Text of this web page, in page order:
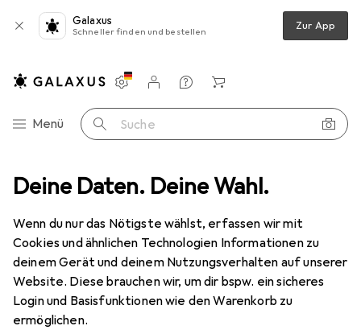
Deine Daten. Deine Wahl.
Wenn du nur das Nötigste wählst, erfassen wir mit
Cookies und ähnlichen Technologien Informationen zu
deinem Gerät und deinem Nutzungsverhalten auf unserer
Website. Diese brauchen wir, um dir bspw. ein sicheres
Login und Basisfunktionen wie den Warenkorb zu
ermöglichen.
Galaxus
Schneller finden und bestellen Zur App
Navigation nach Kategorien
Menü Suche
Einstellungen
Kundenkonto
Vergleichslisten
Merklisten
Warenkorb
Modellbau Bausatz Ugears Cobra Drift Rennwagen
19 Bilder
UgearsCobra Drift Rennwagen
EUR
49,33